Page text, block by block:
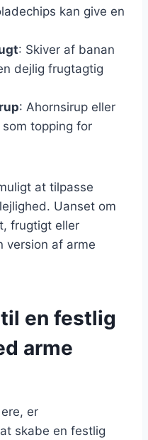
kan give en
: Skiver af banan
dejlig frugtagtig
: Ahornsirup eller
topping for
at tilpasse
Uanset om
frugtigt eller
version af arme
en festlig
arme
er
skabe en festlig